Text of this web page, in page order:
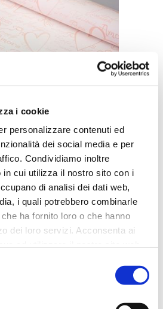
i cookie
personalizzare contenuti ed
dei social media e per
Condividiamo inoltre
in cui utilizza il nostro sito con i
di analisi dei dati web,
i quali potrebbero combinarle
ha fornito loro o che hanno
dei loro servizi. Acconsenta ai
D'AMORE , 100%
ALL'ACQUA